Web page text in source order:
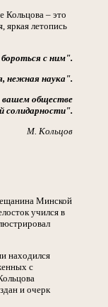
Кольцова – это
яркая летопись
с ним".
нежная наука".
вашем обществе
солидарности".
М. Кольцов
Минской
учился в
находился
с
и очерк